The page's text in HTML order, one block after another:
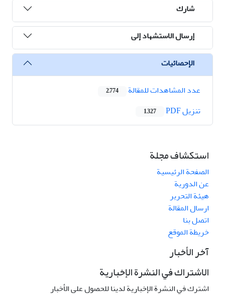
شارك
إرسال الاستشهاد إلى
الإحصائيات
عدد المشاهدات للمقالة
2,774
تنزیل PDF 1,327
استكشاف مجلة
الصفحة الرئيسية
عن الدورية
هيئة التحرير
ارسال المقالة
اتصل بنا
خريطة الموقع
آخر الأخبار
الاشتراك في النشرة الإخبارية
اشترك في النشرة الإخبارية لدينا للحصول على الأخبار